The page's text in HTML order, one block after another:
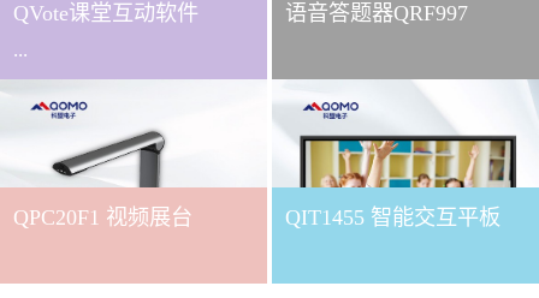
QVote课堂互动软件
...
下载QVote授课软件课堂互
动的质量直接影响教学效
果与学生参与度。作为
打造的互动授课软件，
语音答题器QRF997
QPC20F1 视频展台 QIT1455 智能交互平板